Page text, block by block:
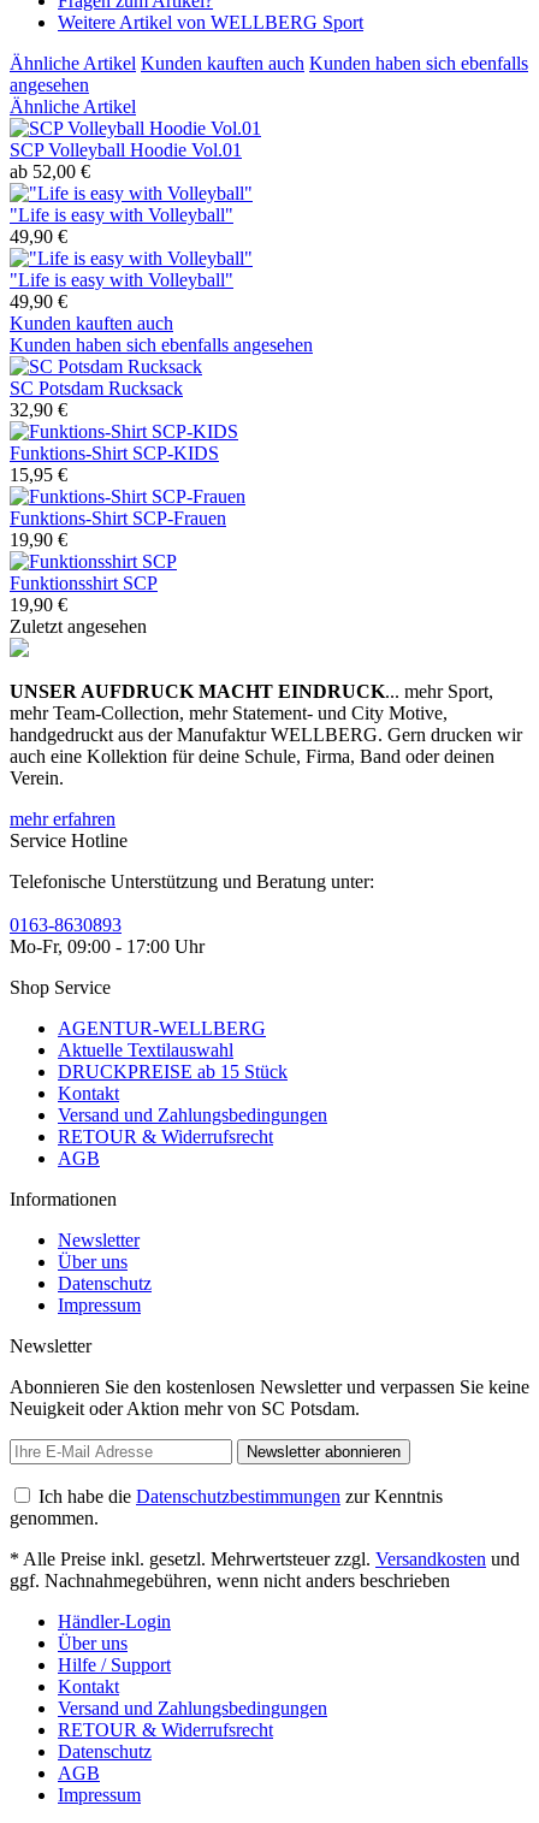
Weitere Artikel von WELLBERG Sport
Ähnliche Artikel Kunden kauften auch Kunden haben sich ebenfalls
angesehen
Ähnliche Artikel
SCP Volleyball Hoodie Vol.01
ab 52,00 €
"Life is easy with Volleyball"
49,90 €
"Life is easy with Volleyball"
49,90 €
Kunden kauften auch
Kunden haben sich ebenfalls angesehen
SC Potsdam Rucksack
32,90 €
Funktions-Shirt SCP-KIDS
15,95 €
Funktions-Shirt SCP-Frauen
19,90 €
Funktionsshirt SCP
19,90 €
Zuletzt angesehen
UNSER AUFDRUCK MACHT EINDRUCK... mehr Sport,
mehr Team-Collection, mehr Statement- und City Motive,
handgedruckt aus der Manufaktur WELLBERG. Gern drucken wir
auch eine Kollektion für deine Schule, Firma, Band oder deinen
Verein.
mehr erfahren
Service Hotline
Telefonische Unterstützung und Beratung unter:
0163-8630893
Mo-Fr, 09:00 - 17:00 Uhr
Shop Service
AGENTUR-WELLBERG
Aktuelle Textilauswahl
DRUCKPREISE ab 15 Stück
Kontakt
Versand und Zahlungsbedingungen
RETOUR & Widerrufsrecht
AGB
Informationen
Newsletter
Über uns
Datenschutz
Impressum
Newsletter
Abonnieren Sie den kostenlosen Newsletter und verpassen Sie keine
Neuigkeit oder Aktion mehr von SC Potsdam.
Newsletter abonnieren
Ich habe die Datenschutzbestimmungen zur Kenntnis
genommen.
* Alle Preise inkl. gesetzl. Mehrwertsteuer zzgl. Versandkosten und
ggf. Nachnahmegebühren, wenn nicht anders beschrieben
Händler-Login
Über uns
Hilfe / Support
Kontakt
Versand und Zahlungsbedingungen
RETOUR & Widerrufsrecht
Datenschutz
AGB
Impressum